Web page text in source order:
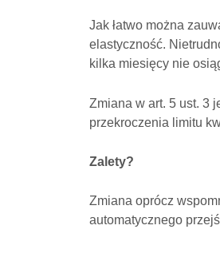
Jak łatwo można
elastyczność.
kilka miesięcy nie
Zmiana w art. 5 ust. 3
przekroczenia limitu
Zalety?
Zmiana oprócz
automatycznego